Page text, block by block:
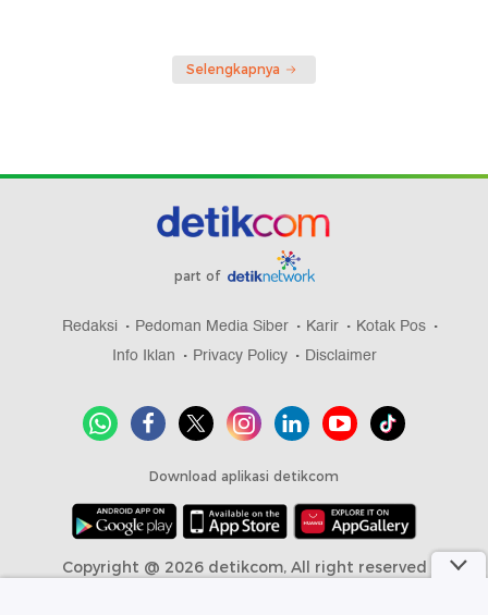
Selengkapnya
part of
Redaksi Pedoman Media Siber Karir
Kotak Pos
Info Iklan
Privacy Policy Disclaimer
Download aplikasi detikcom
Copyright @ 2026 detikcom, All right reserved